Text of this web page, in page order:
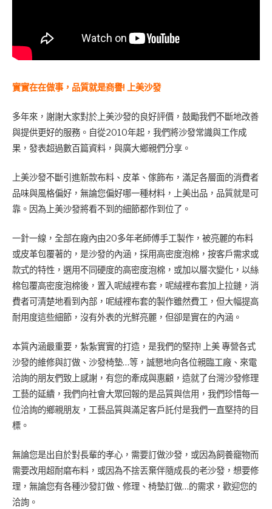
實實在在做事，品質就是商譽! 上美沙發
多年來，謝謝大家對於上美沙發的良好評價，鼓勵我們不斷地改善
與提供更好的服務。自從2010年起，我們將沙發常識與工作成
果，發表超過數百篇資料，與廣大鄉親們分享。
上美沙發不斷引進新款布料、皮革、傢飾布，滿足各層面的消費者
品味與風格偏好，無論您偏好哪一種材料，上美出品，品質就是可
靠。因為上美沙發將看不到的細節都作到位了。
一針一線，全部在廠內由20多年老師傅手工製作，被亮麗的布料
或皮革包覆著的，是沙發的內涵，採用高密度泡棉，按客戶需求或
款式的特性，選用不同硬度的高密度泡棉，或加以層次變化，以絲
棉包覆高密度泡棉後，置入呢絨裡布套，呢絨裡布套加上拉鏈，消
費者可清楚地看到內部，呢絨裡布套的製作雖然費工，但大幅提高
耐用度這些細節，沒有外表的光鮮亮麗，但卻是實在的內涵。
本質內涵最重要，紮紮實實的打造，是我們的堅持! 上美 專營各式
沙發的維修與訂做、沙發椅墊…等，誠懇地向各位親臨工廠、來電
洽詢的朋友們致上感謝，有您的牽成與惠顧，造就了台灣沙發修理
工藝的延續，我們向社會大眾回報的是品質與信用，我們珍惜每一
位洽詢的鄉親朋友，工藝品質與滿足客戶託付是我們一直堅持的目
標。
無論您是出自於對長輩的孝心，需要訂做沙發，或因為飼養竉物而
需要改用超耐磨布料，或因為不捨丟棄伴隨成長的老沙發，想要修
理，無論您有各種沙發訂做、修理、椅墊訂做…的需求，歡迎您的
洽詢。